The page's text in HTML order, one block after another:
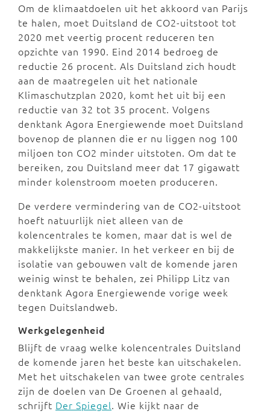
Om de klimaatdoelen uit het akkoord van Parijs
te halen, moet Duitsland de CO2-uitstoot tot
2020 met veertig procent reduceren ten
opzichte van 1990. Eind 2014 bedroeg de
reductie 26 procent. Als Duitsland zich houdt
aan de maatregelen uit het nationale
Klimaschutzplan 2020, komt het uit bij een
reductie van 32 tot 35 procent. Volgens
denktank Agora Energiewende moet Duitsland
bovenop de plannen die er nu liggen nog 100
miljoen ton CO2 minder uitstoten. Om dat te
bereiken, zou Duitsland meer dat 17 gigawatt
minder kolenstroom moeten produceren.
De verdere vermindering van de CO2-uitstoot
hoeft natuurlijk niet alleen van de
kolencentrales te komen, maar dat is wel de
makkelijkste manier. In het verkeer en bij de
isolatie van gebouwen valt de komende jaren
weinig winst te behalen, zei Philipp Litz van
denktank Agora Energiewende vorige week
tegen Duitslandweb.
Werkgelegenheid
Blijft de vraag welke kolencentrales Duitsland
de komende jaren het beste kan uitschakelen.
Met het uitschakelen van twee grote centrales
zijn de doelen van De Groenen al gehaald,
schrijft Der Spiegel. Wie kijkt naar de